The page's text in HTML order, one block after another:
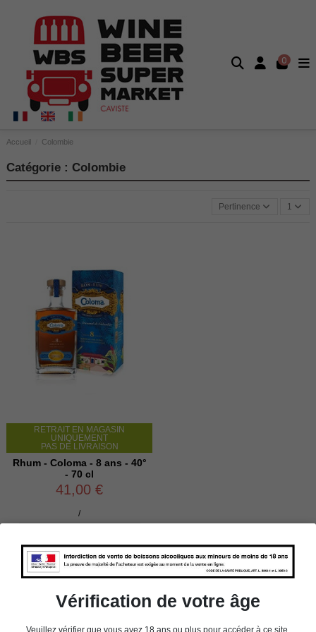
0
Accueil Colombie
Catégorie : Colombie
Pertinence 1
RETRAIT EN MAGASIN
UNIQUEMENT
PAS DE LIVRAISON
Rhum - Coloma - 8 ans - 40°
- 70 cl
41,00 €
/
Ajouter au panier
Vérification de votre âge